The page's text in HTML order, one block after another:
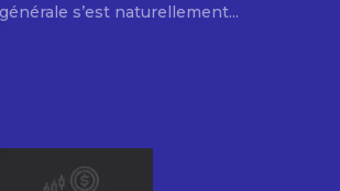
s’est naturellement...